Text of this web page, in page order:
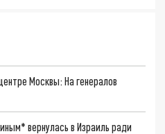
Москвы: На генералов
вернулась в Израиль ради